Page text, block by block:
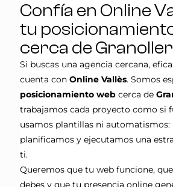
Confía en Online
tu
cerca de
Si buscas una agencia cercana,
cuenta con Online Vallès. Somos
posicionamiento web cerca de
trabajamos cada proyecto como si
usamos plantillas ni automatismos:
planificamos y ejecutamos una
ti.
Queremos que tu web funcione,